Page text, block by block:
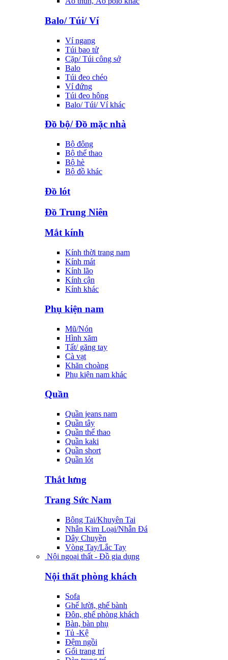
Balo/ Túi/ Ví
Ví ngang
Túi bao tử
Cặp/ Túi công sở
Balo
Túi đeo chéo
Ví đứng
Túi đeo hông
Balo/ Túi/ Ví khác
Đồ bộ/ Đồ mặc nhà
Bộ đông
Bộ thể thao
Bộ hè
Bộ đồ khác
Đồ lót
Đồ Trung Niên
Mắt kính
Kính thời trang nam
Kính mát
Kính lão
Kính cận
Kính khác
Phụ kiện nam
Mũ/Nón
Hình xăm
Tất/ găng tay
Cà vạt
Khăn choàng
Phụ kiện nam khác
Quần
Quần jeans nam
Quần tây
Quần thể thao
Quần kaki
Quần short
Quần lót
Thắt lưng
Trang Sức Nam
Bông Tai/Khuyên Tai
Nhẫn Kim Loại/Nhẫn Đá
Dây Chuyền
Vòng Tay/Lắc Tay
Nội ngoại thất - Đồ gia dụng
Nội thất phòng khách
Sofa
Ghế lười, ghế bành
Đôn, ghế phòng khách
Bàn, bàn phụ
Tủ -Kệ
Đệm ngồi
Gối trang trí